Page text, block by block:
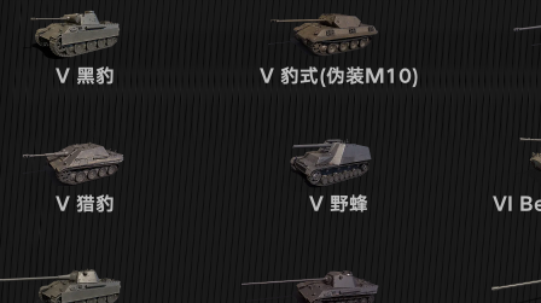
V 黑豹 V 豹式(伪装M10)
V 猎豹 V 野蜂 VI